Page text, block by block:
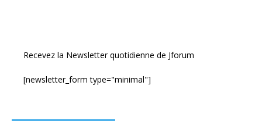
Recevez la Newsletter quotidienne de Jforum
[newsletter_form type="minimal"]